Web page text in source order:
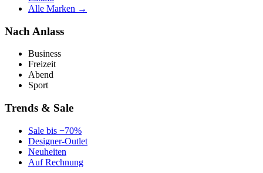
Alle Marken →
Nach Anlass
Business
Freizeit
Abend
Sport
Trends & Sale
Sale bis −70%
Designer-Outlet
Neuheiten
Auf Rechnung